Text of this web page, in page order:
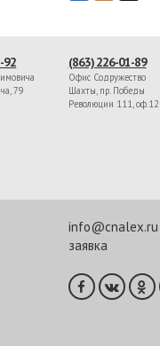
92
79
(863) 226-01-89
Офис Содружество
Шахты, пр. Победы
Революции 111,
info@cnalex.ru
заявка